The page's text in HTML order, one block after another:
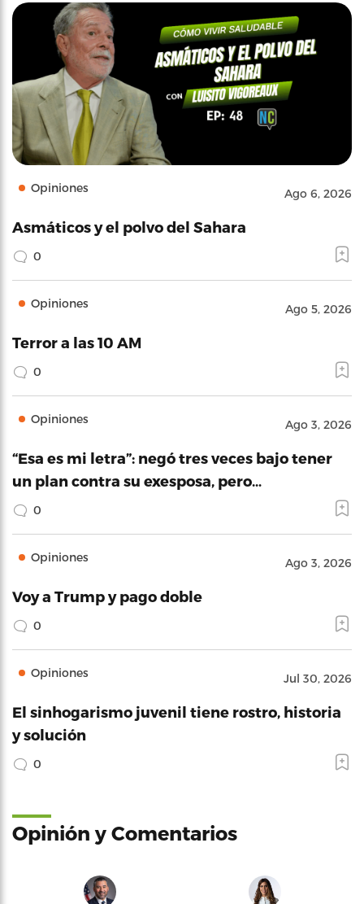
Opiniones Ago 6, 2026
Asmáticos y el polvo del Sahara
0
Opiniones Ago 5, 2026
Terror a las 10 AM
0
Opiniones Ago 3, 2026
“Esa es mi letra”: negó tres veces bajo tener
un plan contra su exesposa, pero…
0
Opiniones Ago 3, 2026
Voy a Trump y pago doble
0
Opiniones Jul 30, 2026
El sinhogarismo juvenil tiene rostro, historia
y solución
0
Opinión y Comentarios